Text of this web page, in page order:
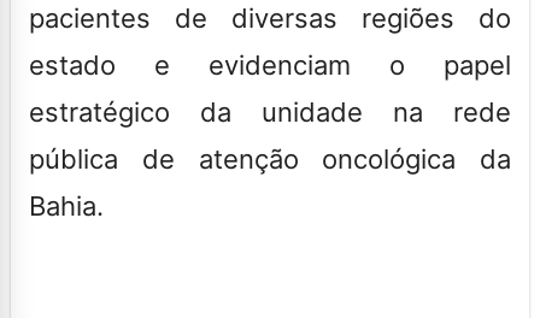
pacientes de diversas regiões do
estado e evidenciam o papel
estratégico da unidade na rede
pública de atenção oncológica da
Bahia.